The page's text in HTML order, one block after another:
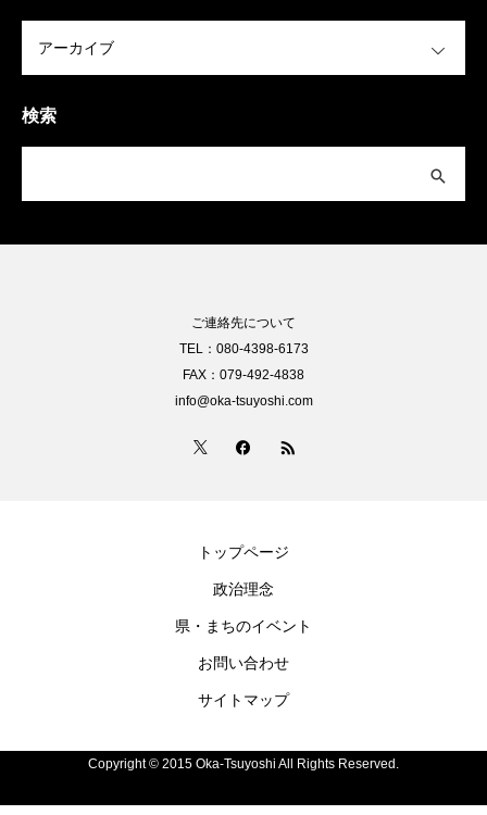
検索
ご連絡先について
TEL：080-4398-6173
FAX：079-492-4838
info@oka-tsuyoshi.com
トップページ
政治理念
県・まちのイベント
お問い合わせ
サイトマップ
Copyright © 2015 Oka-Tsuyoshi All Rights Reserved.